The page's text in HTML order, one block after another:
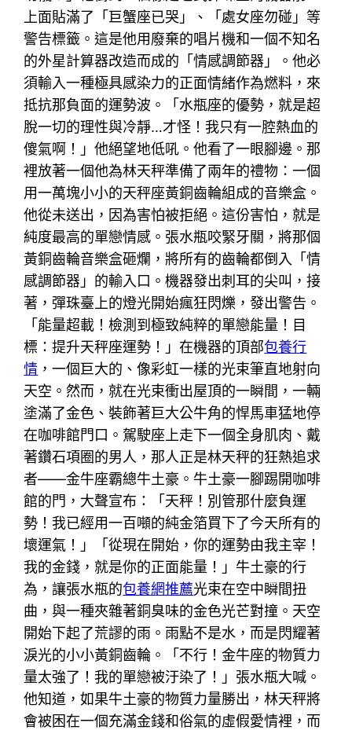
上面貼滿了「巨蟹座已哭」、「處女座勿碰」等
警告標籤。這是他用廢棄的唱片機和一個不知名
的外星計算器改造而成的「情感調節器」。他必
須輸入一種極具感染力的正面情緒作為燃料，來
抵抗那負面的運勢波。「水瓶座的優勢，就是超
脫一切的理性與冷靜…才怪！我只有一腔熱血的
傻氣啊！」他絕望地低吼。他看了一眼腳邊。那
裡放著一個他為林天秤準備了兩年的禮物：一個
用一萬塊小小的天秤座黃銅齒輪組成的音樂盒。
他從未送出，因為害怕被拒絕。這份害怕，就是
純度最高的單戀情感。張水瓶咬緊牙關，將那個
黃銅齒輪音樂盒砸爛，將所有的齒輪都倒入「情
感調節器」的輸入口。機器發出刺耳的尖叫，接
著，彈珠臺上的燈光開始瘋狂閃爍，發出警告。
「能量超載！檢測到極致純粹的單戀能量！目
標：提升天秤座運勢！」在機器的頂部包養行
情 ，一個巨大的、像彩虹一樣的光束筆直地射向
天空。然而，就在光束衝出屋頂的一瞬間，一輛
塗滿了金色、裝飾著巨大公牛角的悍馬車猛地停
在咖啡館門口。駕駛座上走下一個全身肌肉、戴
著鑽石項圈的男人，那人正是林天秤的狂熱追求
者——金牛座霸總牛土豪。牛土豪一腳踢開咖啡
館的門，大聲宣布：「天秤！別管那什麼負運
勢！我已經用一百噸的純金箔買下了今天所有的
壞運氣！」「從現在開始，你的運勢由我主宰！
我的金錢，就是你的正面能量！」牛土豪的行
為，讓張水瓶的包養網推薦光束在空中瞬間扭
曲，與一種夾雜著銅臭味的金色光芒對撞。天空
開始下起了荒謬的雨。雨點不是水，而是閃耀著
淚光的小小黃銅齒輪。「不行！金牛座的物質力
量太強了！我的單戀被汙染了！」張水瓶大喊。
他知道，如果牛土豪的物質力量勝出，林天秤將
會被困在一個充滿金錢和俗氣的虛假愛情裡，而